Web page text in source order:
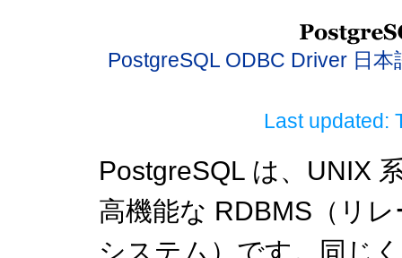
PostgreSQL ODBC Driver 日
Last updated:
PostgreSQL は、UNIX
高機能な RDBMS（リ
システム）です。同じ